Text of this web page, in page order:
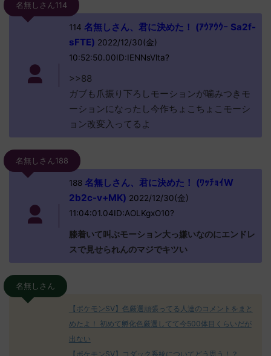
名無しさん114
114 名無しさん、君に決めた！ (ｱｳｱｳｳｰ Sa2f-
sFTE) 2022/12/30(金)
10:52:50.00ID:IENNsVlta?
>>88
ガブも爪振り下ろしモーションが噛みつきモ
ーションになったし今作ちょこちょこモーシ
ョン改変入ってるよ
名無しさん188
188名無しさん、君に決めた！ (ﾜｯﾁｮｲW
2b2c-v+MK) 2022/12/30(金)
11:04:01.04ID:AOLKgxO10?
膝着いて叫ぶモーション大っ嫌いなのにエンドレ
スで見せられんのマジでキツい
名無しさん
【ポケモンSV】色厳選頑張ってる人達のコメントをまと
めたよ！ 初めて孵化色厳選してて今500体目くらいだが
出ない
【ポケモンSV】コダック系統についてどう思う！？